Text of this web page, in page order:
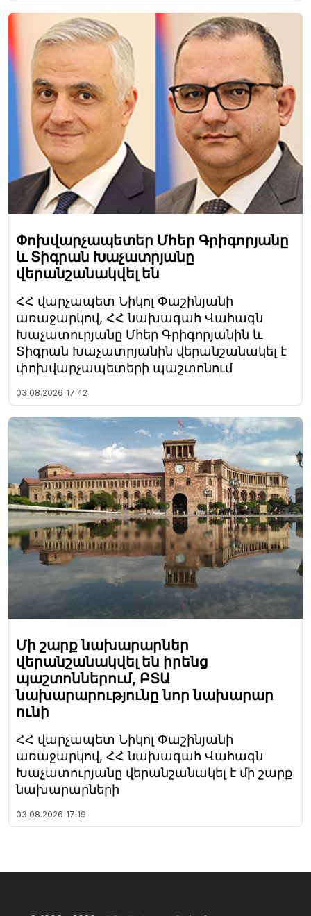
Փոխվարչապետեր Մհեր Գրիգորյանը
և Տիգրան Խաչատրյանը
վերանշանակվել են
ՀՀ վարչապետ Նիկոլ Փաշինյանի
առաջարկով, ՀՀ նախագահ Վահագն
Խաչատուրյանը Մհեր Գրիգորյանին և
Տիգրան Խաչատրյանին վերանշանակել է
փոխվարչապետերի պաշտոնում
03.08.2026 17:42
Մի շարք նախարարներ
վերանշանակվել են իրենց
պաշտոններում, ԲՏԱ
նախարարությունը նոր նախարար
ունի
ՀՀ վարչապետ Նիկոլ Փաշինյանի
առաջարկով, ՀՀ նախագահ Վահագն
Խաչատուրյանը վերանշանակել է մի շարք
նախարարների
03.08.2026 17:19